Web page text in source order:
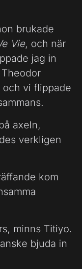
brukade
Vie, och när
jag in
och vi flippade
axeln,
verkligen
kom
minns Titiyo.
bjuda in